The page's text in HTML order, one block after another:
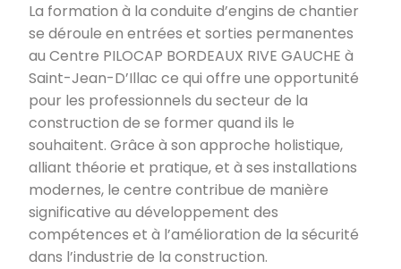
La formation à la conduite d’engins de chantier
se déroule en entrées et sorties permanentes
au Centre PILOCAP BORDEAUX RIVE GAUCHE à
Saint-Jean-D’Illac ce qui offre une opportunité
pour les professionnels du secteur de la
construction de se former quand ils le
souhaitent. Grâce à son approche holistique,
alliant théorie et pratique, et à ses installations
modernes, le centre contribue de manière
significative au développement des
compétences et à l’amélioration de la sécurité
dans l’industrie de la construction.